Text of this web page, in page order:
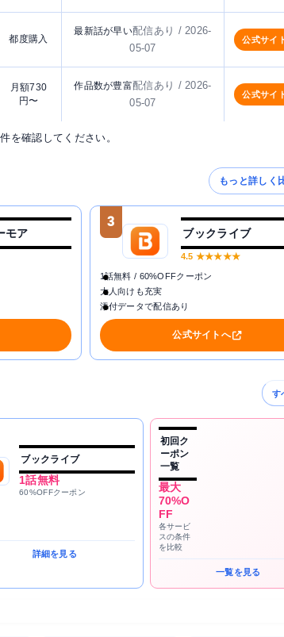
都度購入
最新話が早い配信あり / 2026-
05-07
公式サイ
月額730
円〜
作品数が豊富配信あり / 2026-
05-07
公式サイ
を確認してください。
もっと詳しく
モア
3
ブックライブ
4.5 ★★★★★
1話無料 / 60%OFFクーポン
大人向けも充実
添付データで配信あり
公式サイトへ
す
ブックライブ
1話無料
60%OFFクーポン
詳細を見る
初回ク
ーポン
一覧
最大
70%O
FF
各サービ
スの条件
を比較
一覧を見る